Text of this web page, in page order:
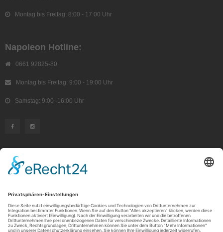
Montag bis Freitag: 8:00 - 17:00 Uhr
Napoleon Hotline:
0661 92825-80
Montag bis Freitag: 9:00 - 19:00 Uhr
Samstag: 9:00 -16:00 Uhr
KUNDENSERVICE
Kauf widerrufen
RECHTLICHES